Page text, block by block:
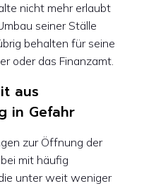
nicht mehr erlaubt
seiner Ställe
behalten für seine
oder das Finanzamt.
aus
in Gefahr
zur Öffnung der
mit häufig
unter weit weniger